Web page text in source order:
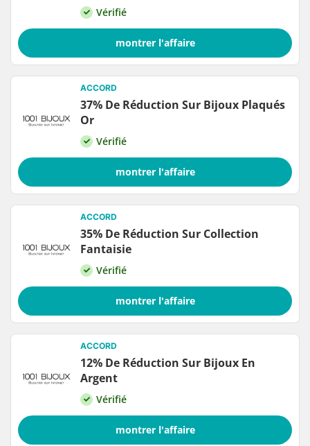
Vérifié
montrer l'affaire
ACCORD
37% De Réduction Sur Bijoux Plaqués
Or
Vérifié
montrer l'affaire
ACCORD
35% De Réduction Sur Collection
Fantaisie
Vérifié
montrer l'affaire
ACCORD
12% De Réduction Sur Bijoux En
Argent
Vérifié
montrer l'affaire